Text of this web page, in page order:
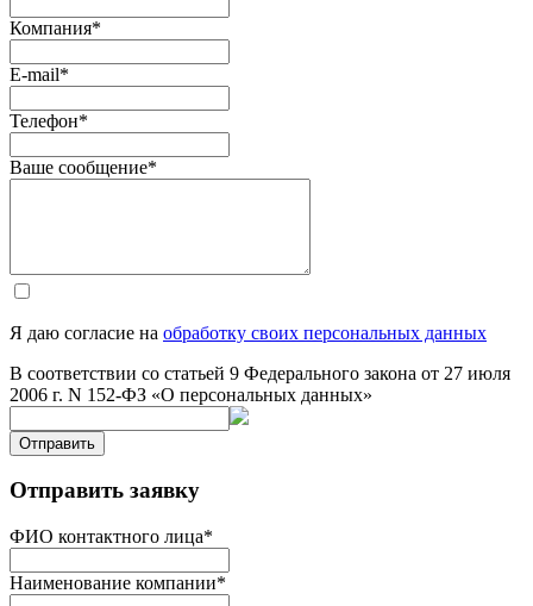
Компания*
E-mail*
Телефон*
Ваше сообщение*
Я даю согласие на обработку своих персональных данных
В соответствии со статьей 9 Федерального закона от 27 июля
2006 г. N 152-ФЗ «О персональных данных»
Отправить
Отправить заявку
ФИО контактного лица*
Наименование компании*